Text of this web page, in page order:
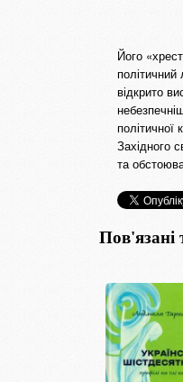
Його
політичний
відкрито
Західного
та
Пов'язані